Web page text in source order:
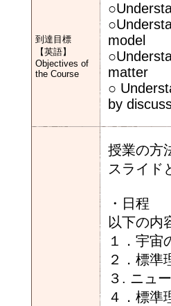
到達目標
【英語】
Objectives of
the Course
model
matter
○
by
授業の方
スライド
・日程
以下の内
１．宇宙
２．標準
３. ニュ
４．標準